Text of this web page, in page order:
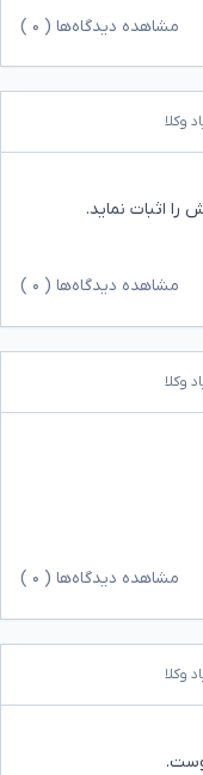
مشاهده دیدگاه‌ها ( ۰
وکلا
اثبات نماید.
مشاهده دیدگاه‌ها ( ۰
وکلا
مشاهده دیدگاه‌ها ( ۰
وکلا